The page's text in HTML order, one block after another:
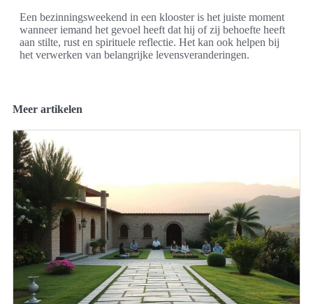
Een bezinningsweekend in een klooster is het juiste moment
wanneer iemand het gevoel heeft dat hij of zij behoefte heeft
aan stilte, rust en spirituele reflectie. Het kan ook helpen bij
het verwerken van belangrijke levensveranderingen.
Meer artikelen